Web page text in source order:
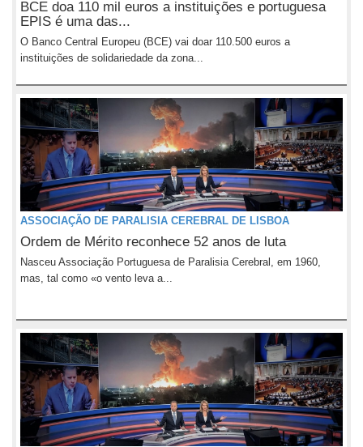
BCE doa 110 mil euros a instituições e portuguesa
EPIS é uma das...
O Banco Central Europeu (BCE) vai doar 110.500 euros a
instituições de solidariedade da zona...
ASSOCIAÇÃO DE PARALISIA CEREBRAL DE LISBOA
Ordem de Mérito reconhece 52 anos de luta
Nasceu Associação Portuguesa de Paralisia Cerebral, em 1960,
mas, tal como «o vento leva a...